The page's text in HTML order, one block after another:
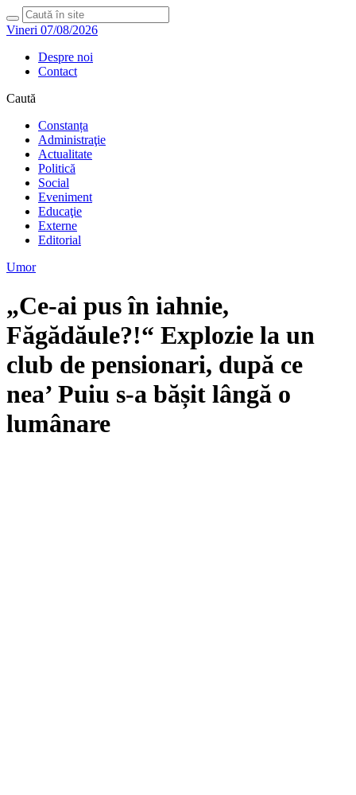
Vineri 07/08/2026
Despre noi
Contact
Caută
Constanța
Administraţie
Actualitate
Politică
Social
Eveniment
Educaţie
Externe
Editorial
Umor
„Ce-ai pus în iahnie,
Făgădăule?!“ Explozie la un
club de pensionari, după ce
nea’ Puiu s-a bășit lângă o
lumânare